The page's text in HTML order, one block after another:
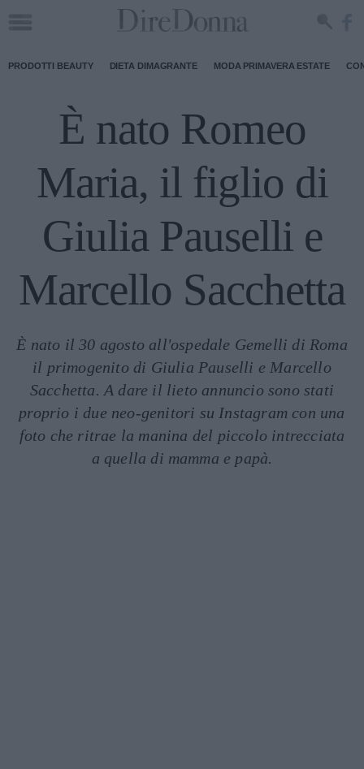
PRODOTTI BEAUTY DIETA DIMAGRANTE MODA PRIMAVERA ESTATE
È nato Romeo
Maria, il figlio di
Giulia Pauselli e
Marcello Sacchetta
È nato il 30 agosto all'ospedale Gemelli di Roma
il primogenito di Giulia Pauselli e Marcello
Sacchetta. A dare il lieto annuncio sono stati
proprio i due neo-genitori su Instagram con una
foto che ritrae la manina del piccolo intrecciata
a quella di mamma e papà.